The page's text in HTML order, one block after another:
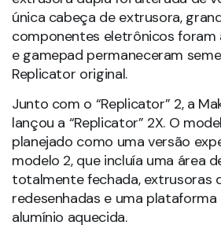
única cabeça de extrusora,
componentes eletrônicos foram
e gamepad permaneceram
Replicator original.
Junto com o “Replicator” 2, a
lançou a “Replicator” 2X. O
planejado como uma versão
modelo 2, que incluía uma área
totalmente fechada, extrusoras
redesenhadas e uma
alumínio aquecida.